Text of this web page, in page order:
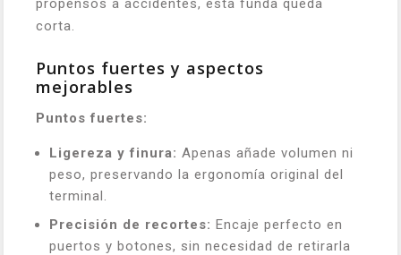
propensos a accidentes, esta funda queda
corta.
Puntos fuertes y aspectos
mejorables
Puntos fuertes:
Ligereza y finura: Apenas añade volumen ni
peso, preservando la ergonomía original del
terminal.
Precisión de recortes: Encaje perfecto en
puertos y botones, sin necesidad de retirarla